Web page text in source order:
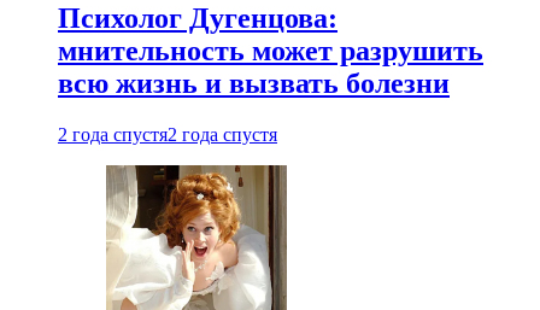
Психолог Дугенцова:
мнительность может разрушить
всю жизнь и вызвать болезни
2 года спустя2 года спустя